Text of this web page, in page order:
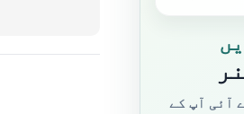
آئی آپ کے